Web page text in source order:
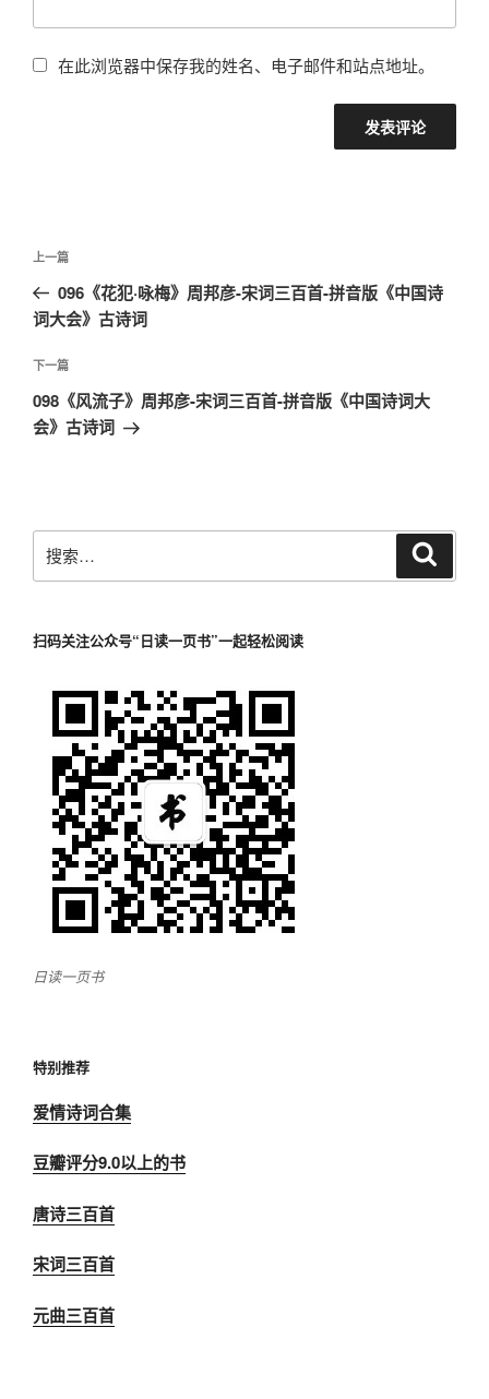
在此浏览器中保存我的姓名、电子邮件和站点地址。
文
导
航
上
一
篇
章
上一篇
096《花犯·咏梅》周邦彦-宋词三百首-拼音版《中国诗
词大会》古诗词
下
一
篇
下一篇
098《风流子》周邦彦-宋词三百首-拼音版《中国诗词大
会》古诗词
搜
索：
扫码关注公众号“日读一页书”一起轻松阅读
日读一页书
特别推荐
爱情诗词合集
豆瓣评分9.0以上的书
唐诗三百首
宋词三百首
元曲三百首